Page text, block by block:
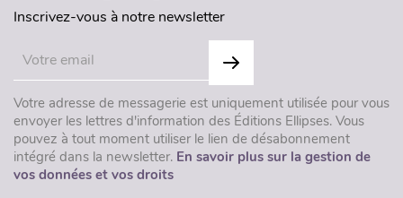
Inscrivez-vous à notre newsletter
Votre adresse de messagerie est uniquement utilisée pour vous
envoyer les lettres d'information des Éditions Ellipses. Vous
pouvez à tout moment utiliser le lien de désabonnement
intégré dans la newsletter. En savoir plus sur la gestion de
vos données et vos droits